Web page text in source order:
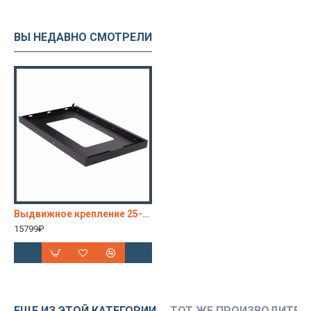
ВЫ НЕДАВНО СМОТРЕЛИ
Выдвижное крепление 25-50L (для установки автохолодильника в авто)
15799₽